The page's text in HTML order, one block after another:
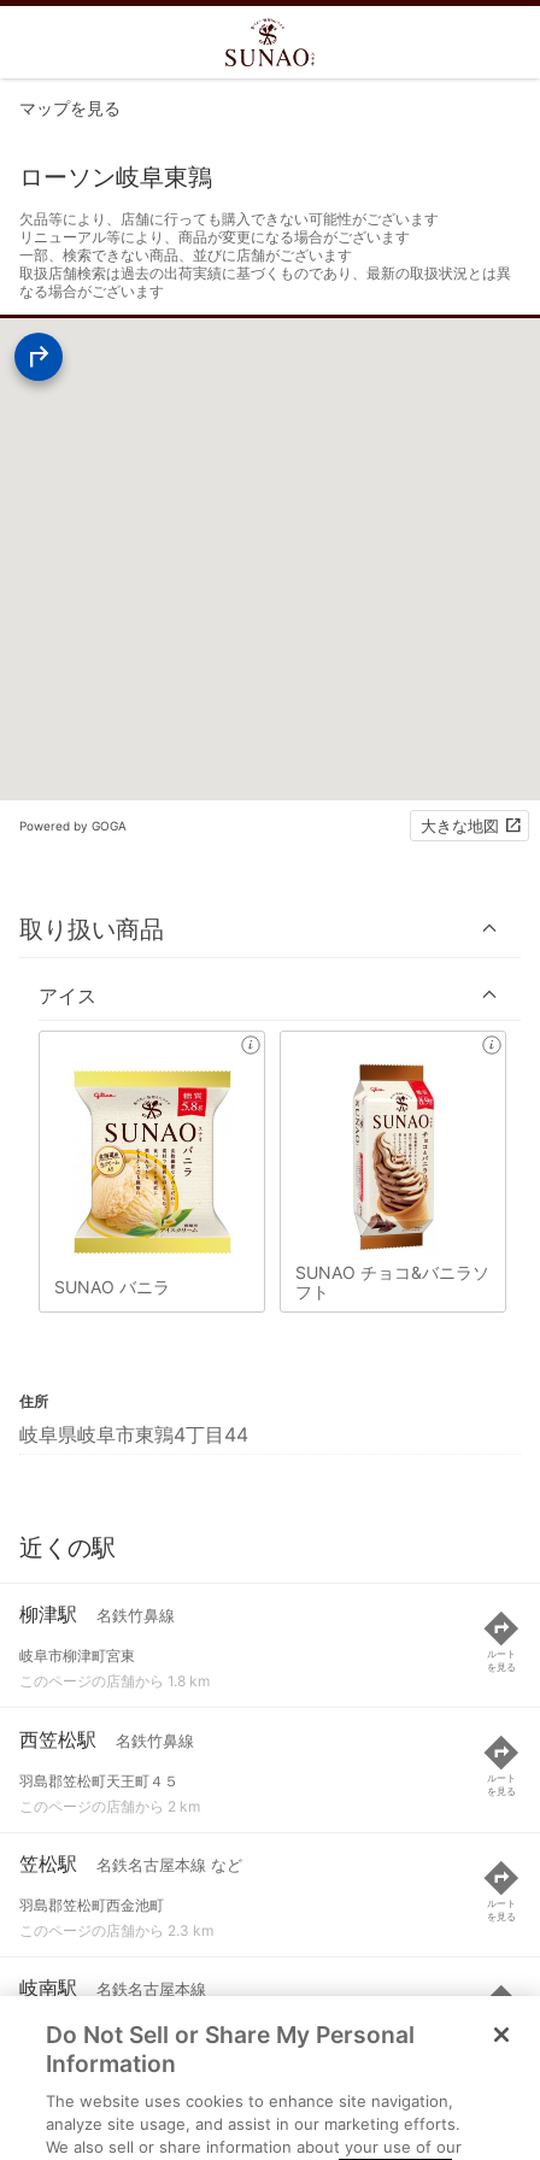
マップを見る
ローソン岐阜東鶉
欠品等により、店舗に行っても購入できない可能性がございます
リニューアル等により、商品が変更になる場合がございます
一部、検索できない商品、並びに店舗がございます
取扱店舗検索は過去の出荷実績に基づくものであり、最新の取扱状況とは異
なる場合がございます
Powered by GOGA 大きな地図
取り扱い商品
アイス
SUNAO バニラ
SUNAO チョコ&バニラソ
フト
住所
岐阜県岐阜市東鶉4丁目44
近くの駅
柳津駅 名鉄竹鼻線
岐阜市柳津町宮東
このページの店舗から 1.8 km
ルート
を見る
西笠松駅 名鉄竹鼻線
羽島郡笠松町天王町４５
このページの店舗から 2 km
ルート
を見る
笠松駅 名鉄名古屋本線 など
羽島郡笠松町西金池町
このページの店舗から 2.3 km
ルート
を見る
岐南駅 名鉄名古屋本線
羽島郡岐南町下印食
このページの店舗から 2.8 km
ルート
を見る
西岐阜駅 JR東海道本線(岐阜～美濃赤坂・米原)
岐阜市市橋３丁目
Do Not Sell or Share My Personal
Information
The website uses cookies to enhance site navigation,
analyze site usage, and assist in our marketing efforts.
We also sell or share information about your use of our